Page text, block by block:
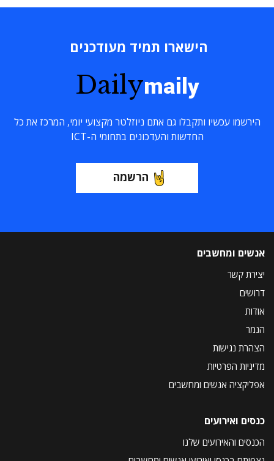
הישארו תמיד מעודכנים
Dailymaily
הירשמו עכשיו ותקבלו גם אתם ניוזלטר מקצועי יומי, המרכז את כל
החדשות והעדכונים בתחומי ה-ICT
הרשמה
אנשים ומחשבים
יצירת קשר
דרושים
אודות
הנמר
הצהרת נגישות
מדיניות הפרטיות
אפליקציה אנשים ומחשבים
כנסים ואירועים
הכנסים והאירועים שלנו